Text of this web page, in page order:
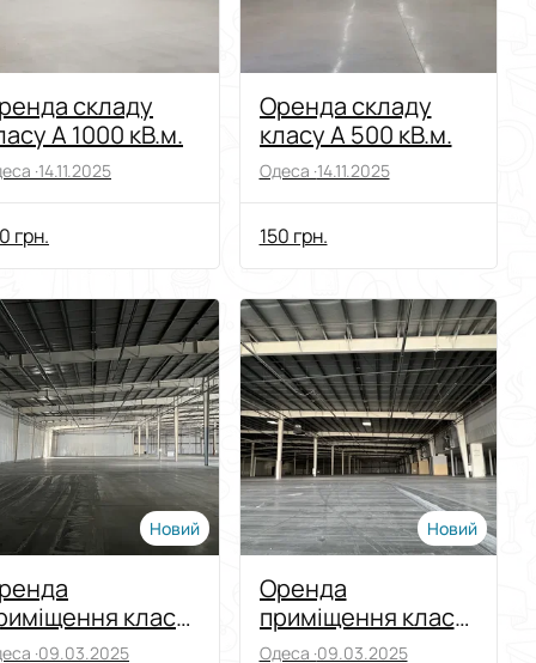
складу
А 1000 кВ.м.
·14.11.2025
грн.
Оренда складу
класу А 500 кВ.м.
Одеса ·14.11.2025
150 грн.
Новий
класу
кв.м
·09.03.2025
Новий
Оренда
приміщення класу
А 18000кв.м.
Одеса ·09.03.2025